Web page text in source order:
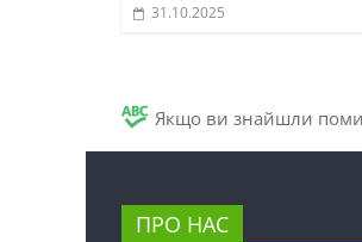
31.10.2025
Якщо ви знайшли
ПРО НАС